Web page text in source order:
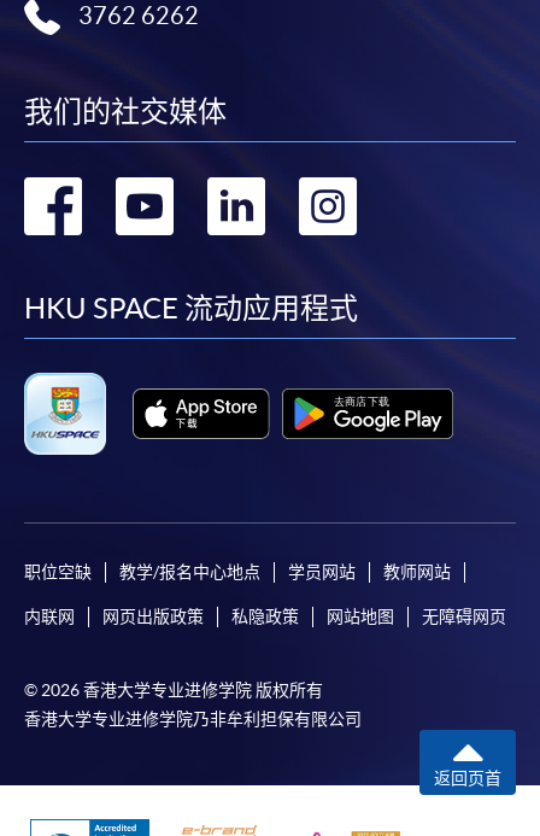
3762 6262
我们的社交媒体
转
facebook
转
youtube
转
linkedin
转
HKU SPACE 流动应用程式
职位空缺 教学/报名中心地点 学员网站 教师网站
内联网 网页出版政策 私隐政策 网站地图 无障碍网页
© 2026 香港大学专业进修学院 版权所有
香港大学专业进修学院乃非牟利担保有限公司
返回页首